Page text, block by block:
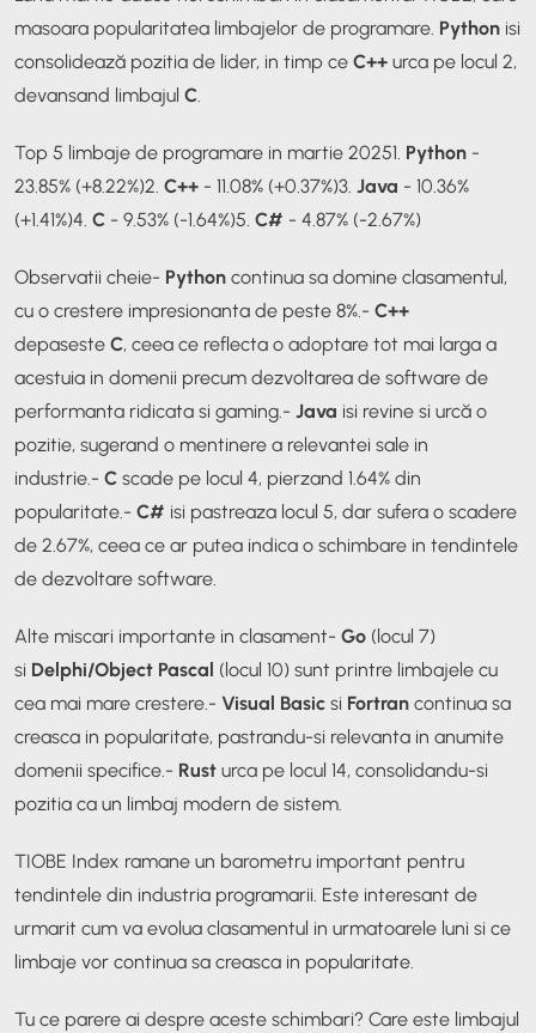
masoara popularitatea limbajelor de programare. Python isi
consolidează pozitia de lider, in timp ce C++ urca pe locul 2,
devansand limbajul C.
Top 5 limbaje de programare in martie 20251. Python -
23.85% (+8.22%)2. C++ - 11.08% (+0.37%)3. Java - 10.36%
(+1.41%)4. C - 9.53% (-1.64%)5. C# - 4.87% (-2.67%)
Observatii cheie- Python continua sa domine clasamentul,
cu o crestere impresionanta de peste 8%.- C++
depaseste C, ceea ce reflecta o adoptare tot mai larga a
acestuia in domenii precum dezvoltarea de software de
performanta ridicata si gaming.- Java isi revine si urcă o
pozitie, sugerand o mentinere a relevantei sale in
industrie.- C scade pe locul 4, pierzand 1.64% din
popularitate.- C# isi pastreaza locul 5, dar sufera o scadere
de 2.67%, ceea ce ar putea indica o schimbare in tendintele
de dezvoltare software.
Alte miscari importante in clasament- Go (locul 7)
si Delphi/Object Pascal (locul 10) sunt printre limbajele cu
cea mai mare crestere.- Visual Basic si Fortran continua sa
creasca in popularitate, pastrandu-si relevanta in anumite
domenii specifice.- Rust urca pe locul 14, consolidandu-si
pozitia ca un limbaj modern de sistem.
TIOBE Index ramane un barometru important pentru
tendintele din industria programarii. Este interesant de
urmarit cum va evolua clasamentul in urmatoarele luni si ce
limbaje vor continua sa creasca in popularitate.
Tu ce parere ai despre aceste schimbari? Care este limbajul